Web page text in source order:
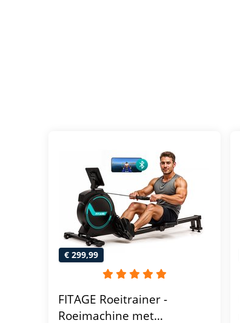
€ 299,99
FITAGE Roeitrainer -
Roeimachine met